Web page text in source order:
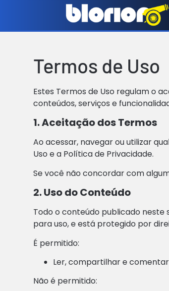
Termos de Uso
Estes Termos de Uso regulam o
conteúdos, serviços e
1. Aceitação dos Termos
Ao acessar, navegar ou utilizar
Uso e a Política de Privacidade.
Se você não concordar com
2. Uso do Conteúdo
Todo o conteúdo publicado neste
para uso, e está protegido por
É permitido:
Ler, compartilhar e
Não é permitido: